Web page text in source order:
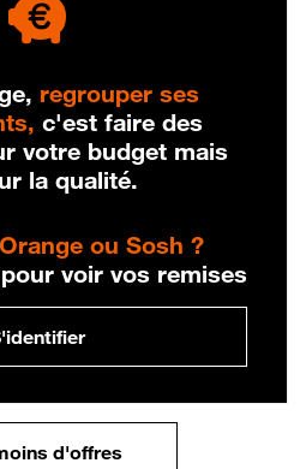
regrouper ses
c'est faire des
votre budget mais
la qualité.
ou Sosh ?
voir vos remises
d'offres